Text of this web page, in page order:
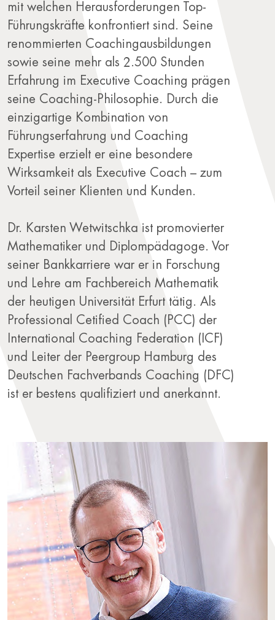
mit welchen Herausforderungen Top-
Führungskräfte konfrontiert sind. Seine
renommierten Coachingausbildungen
sowie seine mehr als 2.500 Stunden
Erfahrung im Executive Coaching prägen
seine Coaching-Philosophie. Durch die
einzigartige Kombination von
Führungserfahrung und Coaching
Expertise erzielt er eine besondere
Wirksamkeit als Executive Coach – zum
Vorteil seiner Klienten und Kunden.
Dr. Karsten Wetwitschka ist promovierter
Mathematiker und Diplompädagoge. Vor
seiner Bankkarriere war er in Forschung
und Lehre am Fachbereich Mathematik
der heutigen Universität Erfurt tätig. Als
Professional Cetified Coach (PCC) der
International Coaching Federation (ICF)
und Leiter der Peergroup Hamburg des
Deutschen Fachverbands Coaching (DFC)
ist er bestens qualifiziert und anerkannt.